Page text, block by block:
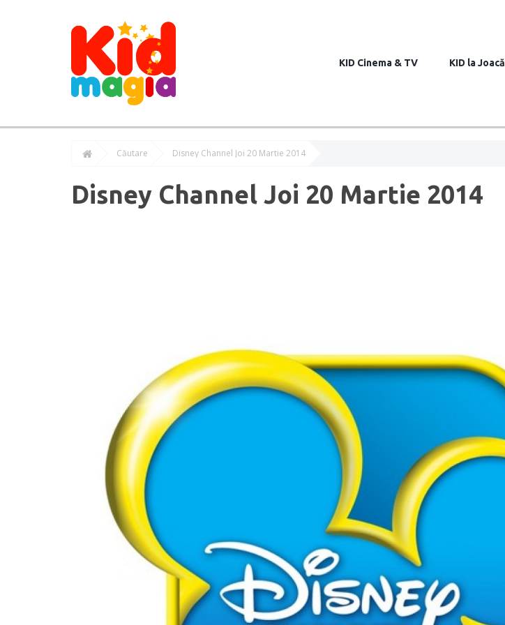
Cinema & TV la Joacă
Căutare Disney Channel Joi 20 Martie 2014
Disney Channel Joi 20 Martie 2014